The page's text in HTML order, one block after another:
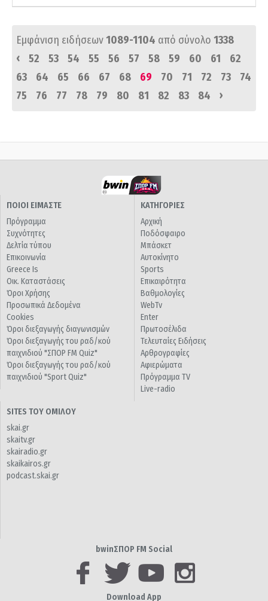
Εμφάνιση ειδήσεων1089-1104 από σύνολο 1338
‹
52 53 54 55 56 57 58 59 60 61
62
63
64 65 66 67 68 69 70 71 72 73
74
75
76 77 78 79 80 81 82 83 84 ›
ΠΟΙΟΙ ΕΙΜΑΣΤΕ
Πρόγραμμα
Συχνότητες
Δελτία τύπου
Επικοινωνία
Greece Is
Οικ. Καταστάσεις
Όροι Χρήσης
Προσωπικά Δεδομένα
Cookies
Όροι διεξαγωγής διαγωνισμών
Όροι διεξαγωγής του ραδ/κού
παιχνιδιού "ΣΠΟΡ FM Quiz"
Όροι διεξαγωγής του ραδ/κού
παιχνιδιού "Sport Quiz"
ΚΑΤΗΓΟΡΙΕΣ
Αρχική
Ποδόσφαιρο
Μπάσκετ
Αυτοκίνητο
Sports
Επικαιρότητα
Βαθμολογίες
WebTv
Enter
Πρωτοσέλιδα
Τελευταίες Ειδήσεις
Αρθρογραφίες
Αφιερώματα
Πρόγραμμα TV
Live-radio
SITES ΤΟΥ ΟΜΙΛΟΥ
skai.gr
skaitv.gr
skairadio.gr
skaikairos.gr
podcast.skai.gr
bwinΣΠΟΡ FM Social
Download App